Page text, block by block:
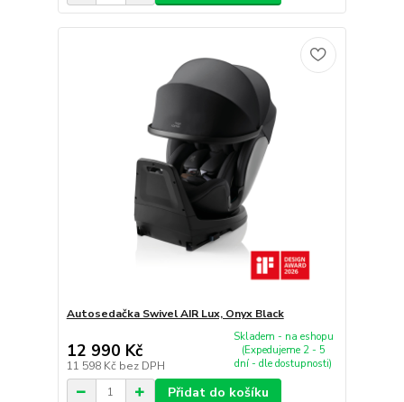
Autosedačka Swivel AIR Lux, Onyx Black
12 990 Kč
11 598 Kč bez DPH
Skladem - na eshopu
(Expedujeme 2 - 5
dní - dle dostupnosti)
Přidat do košíku